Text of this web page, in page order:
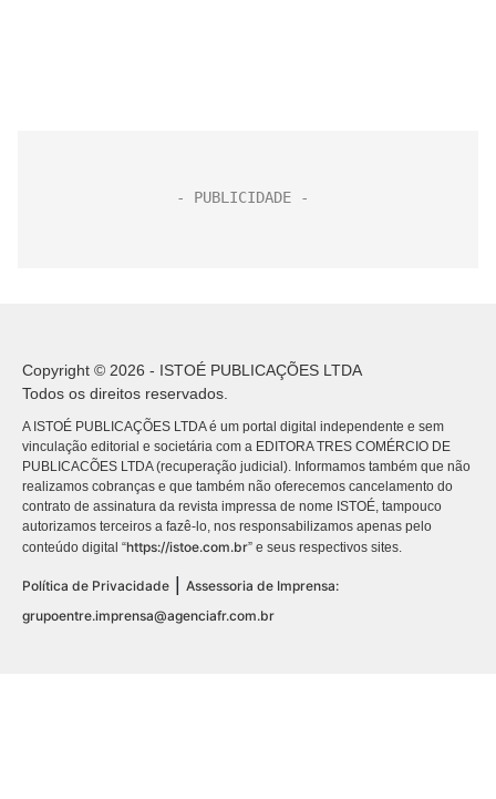
Copyright © 2026 - ISTOÉ PUBLICAÇÕES LTDA
Todos os direitos reservados.
A ISTOÉ PUBLICAÇÕES LTDA é um portal digital independente e sem
vinculação editorial e societária com a EDITORA TRES COMÉRCIO DE
PUBLICACÕES LTDA (recuperação judicial). Informamos também que não
realizamos cobranças e que também não oferecemos cancelamento do
contrato de assinatura da revista impressa de nome ISTOÉ, tampouco
autorizamos terceiros a fazê-lo, nos responsabilizamos apenas pelo
conteúdo digital “https://istoe.com.br” e seus respectivos sites.
Política de Privacidade
Assessoria de Imprensa:
grupoentre.imprensa@agenciafr.com.br